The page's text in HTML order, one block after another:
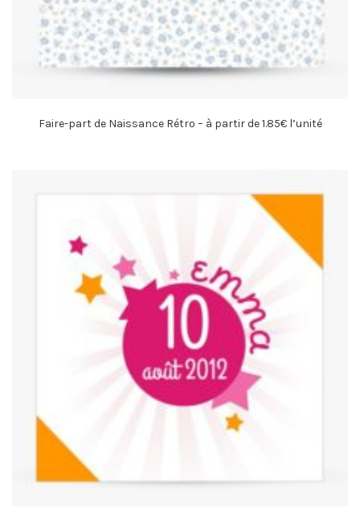
Faire-part de Naissance Rétro – à partir de 1.85€ l’unité